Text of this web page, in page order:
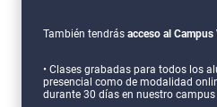
También tendrás acceso al Campus
• Clases grabadas para todos los
presencial como de modalidad
durante 30 días en nuestro